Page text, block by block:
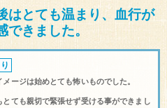
はとても温まり、血行が
きました。
ージは始めとても怖いものでした。
とても親切で緊張せず受ける事ができまし